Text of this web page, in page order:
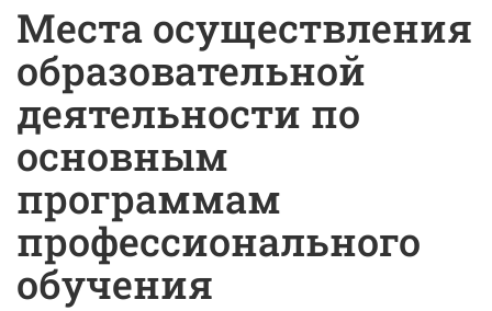
Места осуществления
образовательной
деятельности по
основным
программам
профессионального
обучения